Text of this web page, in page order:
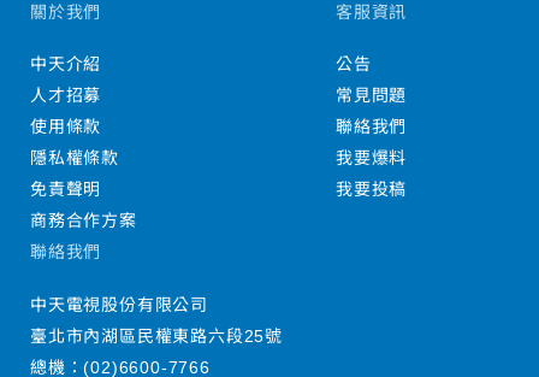
關於我們
中天介紹
人才招募
使用條款
隱私權條款
免責聲明
商務合作方案
客服資訊
公告
常見問題
聯絡我們
我要爆料
我要投稿
聯絡我們
中天電視股份有限公司
臺北市內湖區民權東路六段25號
總機：(02)6600-7766